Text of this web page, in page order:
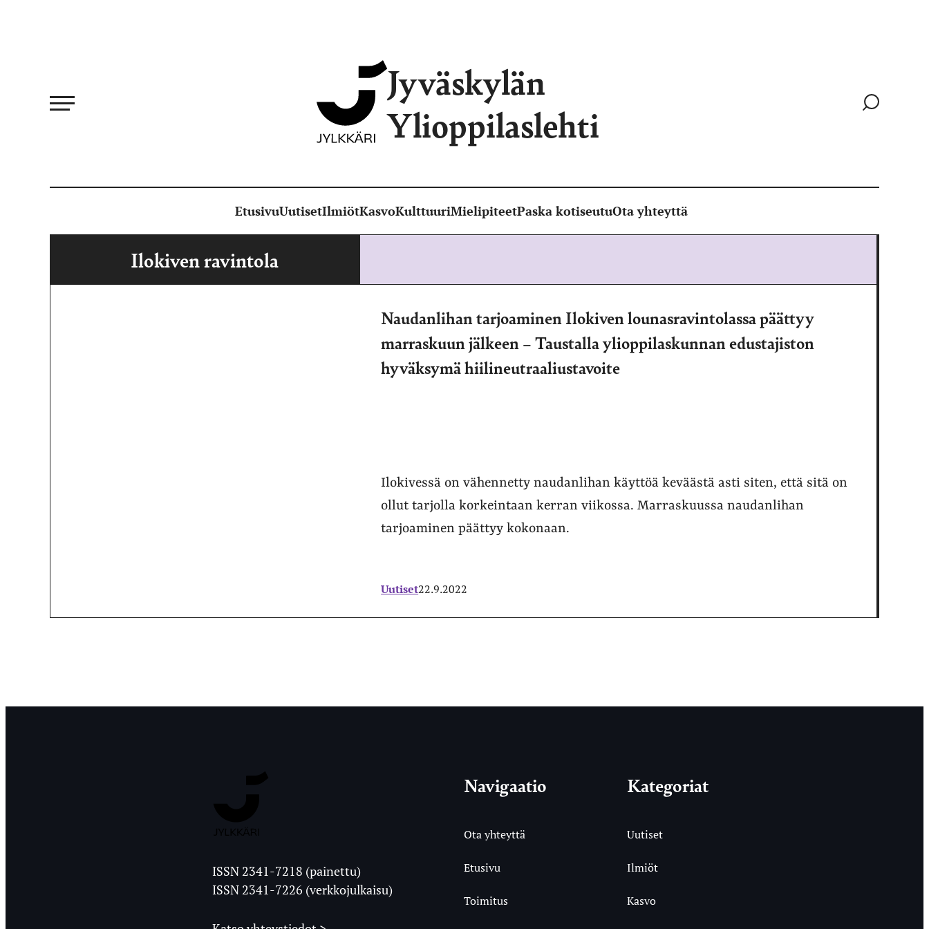
Jyväskylän
Ylioppilaslehti
Siirry
EtusivuUutisetIlmiötKasvoKulttuuriMielipiteetPaska kotiseutuOta yhteyttä
Ilokiven ravintola
Naudanlihan tarjoaminen Ilokiven lounasravintolassa päättyy
marraskuun jälkeen – Taustalla ylioppilaskunnan edustajiston
hyväksymä hiilineutraaliustavoite
Ilokivessä on vähennetty naudanlihan käyttöä keväästä asti siten, että sitä on
ollut tarjolla korkeintaan kerran viikossa. Marraskuussa naudanlihan
tarjoaminen päättyy kokonaan.
Uutiset22.9.2022
Ylioppilaslehti
ISSN 2341-7218 (painettu)
ISSN 2341-7226 (verkkojulkaisu)
Navigaatio
Ota yhteyttä
Etusivu
Toimitus
Kategoriat
Uutiset
Ilmiöt
Kasvo